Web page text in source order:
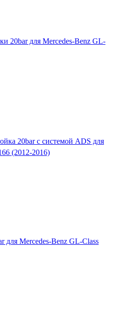
20bar для Mercedes-Benz GL-
20bar с системой ADS для
(2012-2016)
для Mercedes-Benz GL-Class